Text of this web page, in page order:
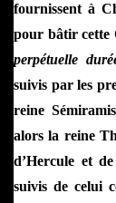
fournissent à
pour bâtir cette
perpétuelle
suivis par les
reine
alors la reine
d’Hercule et
suivis de celui